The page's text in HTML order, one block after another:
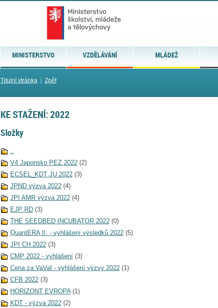
MINISTERSTVO VZDĚLÁVÁNÍ MLÁDEŽ
Titulní stránka| Zpět
KE STAŽENÍ: 2022
Složky
..
V4 Japonsko PEZ 2022 (2)
ECSEL_KDT JU 2022 (3)
JPND výzva 2022 (4)
JPI AMR výzva 2022 (4)
EJP RD (3)
THE SEEDBED INCUBATOR 2022 (0)
QuantERA II. - vyhlášení výsledků 2022 (5)
JPI CH 2022 (3)
CMP 2022 - vyhlášení (3)
Cena za VaVaI - vyhlášení výzvy 2022 (1)
CFB 2022 (3)
HORIZONT EVROPA (1)
KDT - výzva 2022 (2)